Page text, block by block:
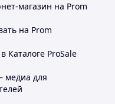
магазин на Prom
на Prom
Каталоге ProSale
медиа для